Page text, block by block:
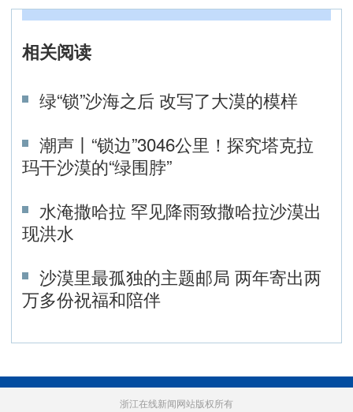
相关阅读
绿“锁”沙海之后 改写了大漠的模样
潮声丨“锁边”3046公里！探究塔克拉
玛干沙漠的“绿围脖”
水淹撒哈拉 罕见降雨致撒哈拉沙漠出
现洪水
沙漠里最孤独的主题邮局 两年寄出两
万多份祝福和陪伴
浙江在线新闻网站版权所有